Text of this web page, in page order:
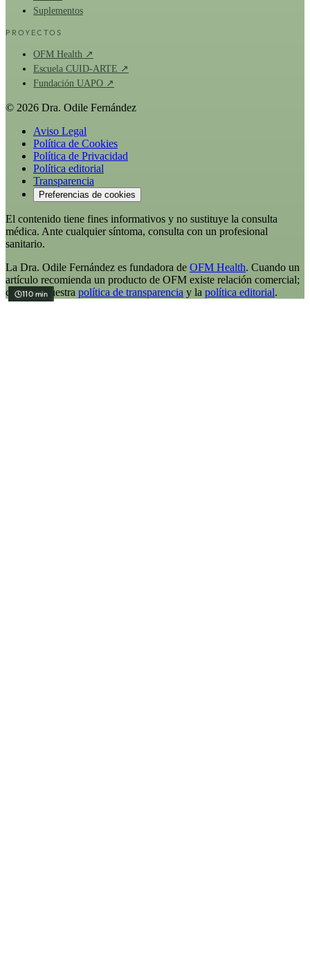
45 min
50 min
110 min
Suplementos
PROYECTOS
OFM Health ↗
Escuela CUID-ARTE ↗
Fundación UAPO ↗
© 2026 Dra. Odile Fernández
Aviso Legal
Política de Cookies
Política de Privacidad
Política editorial
Transparencia
Preferencias de cookies
El contenido tiene fines informativos y no sustituye la consulta
médica. Ante cualquier síntoma, consulta con un profesional
sanitario.
La Dra. Odile Fernández es fundadora de OFM Health. Cuando un
artículo recomienda un producto de OFM existe relación comercial;
consulta nuestra política de transparencia y la política editorial.